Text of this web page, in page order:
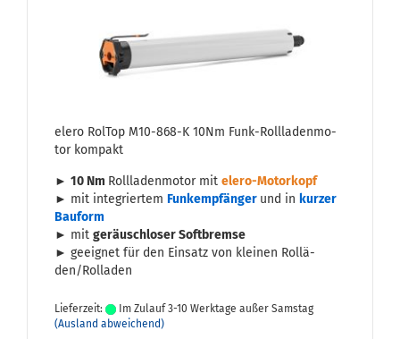
elero Rol­Top M10-​868-K 10Nm Funk-​Roll­la­den­mo­
tor kom­pakt
► 10 Nm Roll­la­den­mo­tor mit elero-​​Mo­tor­kopf
► mit in­te­grier­tem Funk­emp­fän­ger und in kur­zer
Bau­form
► mit ge­räusch­lo­ser Soft­brem­se
► ge­eig­net für den Ein­satz von klei­nen Rol­lä­
den/Rol­la­den
Lieferzeit:
Im Zulauf 3-10 Werktage außer Samstag
(Ausland abweichend)